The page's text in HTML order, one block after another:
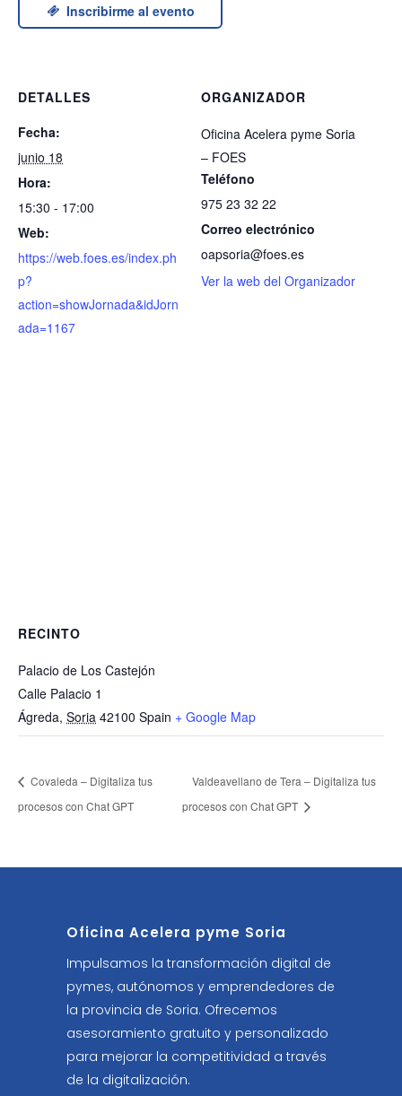
Inscribirme al evento
DETALLES
Fecha:
junio 18
Hora:
15:30 - 17:00
Web:
https://web.foes.es/index.ph
p?
action=showJornada&idJorn
ada=1167
ORGANIZADOR
Oficina Acelera pyme Soria
– FOES
Teléfono
975 23 32 22
Correo electrónico
oapsoria@foes.es
Ver la web del Organizador
RECINTO
Palacio de Los Castejón
Calle Palacio 1
Ágreda, Soria 42100 Spain + Google Map
Covaleda – Digitaliza tus
procesos con Chat GPT
Valdeavellano de Tera – Digitaliza tus
procesos con Chat GPT
Oficina Acelera pyme Soria
Impulsamos la transformación digital de
pymes, autónomos y emprendedores de
la provincia de Soria. Ofrecemos
asesoramiento gratuito y personalizado
para mejorar la competitividad a través
de la digitalización.